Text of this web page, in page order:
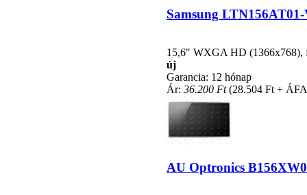
Samsung
15,6" WXGA HD (1366x768),
új
Garancia: 12 hónap
Ár: 36.200 Ft(28.504 Ft +
AU Optronics